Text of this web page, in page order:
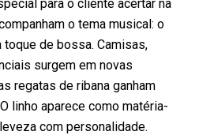
para o cliente acertar na
o tema musical: o
de bossa. Camisas,
surgem em novas
regatas de ribana ganham
linho aparece como matéria-
com personalidade.